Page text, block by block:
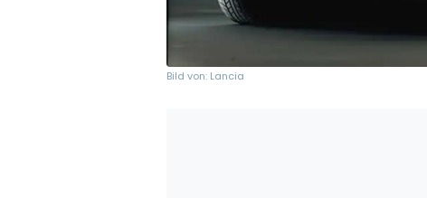
Bild von: Lancia